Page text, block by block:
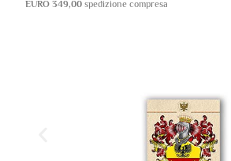
EURO 349,00 spedizione compresa